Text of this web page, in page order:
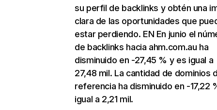
su perfil de backlinks y obtén una
clara de las oportunidades que
estar perdiendo. EN En junio el
de backlinks hacia ahm.com.au ha
disminuido en -27,45 % y es igual a
27,48 mil. La cantidad de dominios
referencia ha disminuido en -17,22
igual a 2,21 mil.